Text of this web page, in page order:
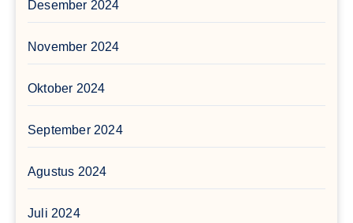
Desember 2024
November 2024
Oktober 2024
September 2024
Agustus 2024
Juli 2024